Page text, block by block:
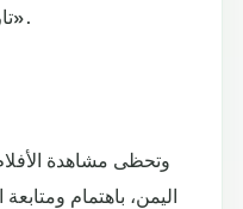
تاريخية، فلسفية حياتية، أو ترفيهية».
وتحظى مشاهدة
اليمن، باهتمام